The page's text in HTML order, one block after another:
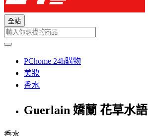
全站
PChome 24h購物
美妝
香水
Guerlain 嬌蘭 花草水語
香水